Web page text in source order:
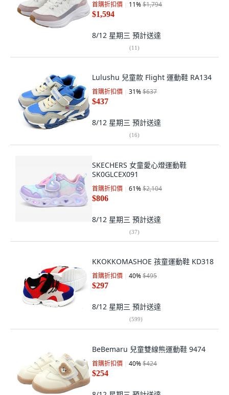
首購折扣價 11%$1,794
$1,594
8/12 星期三 預計送達
(11)
Lulushu 兒童款 Flight 運動鞋 RA134
首購折扣價 31%$637
$437
8/12 星期三 預計送達
(16)
SKECHERS 女童愛心燈運動鞋
SK0GLCEX091
首購折扣價 61%$2,104
$806
8/12 星期三 預計送達
(37)
KKOKKOMASHOE 孩童運動鞋 KD318
首購折扣價 40%$495
$297
8/12 星期三 預計送達
(599)
BeBemaru 兒童雙線熊運動鞋 9474
首購折扣價 40%$424
$254